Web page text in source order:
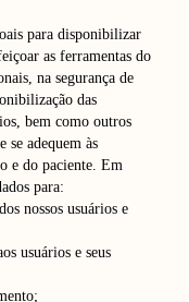
para disponibilizar
as ferramentas do
na segurança de
das
bem como outros
se adequem às
e do paciente. Em
para:
nossos usuários e
usuários e seus